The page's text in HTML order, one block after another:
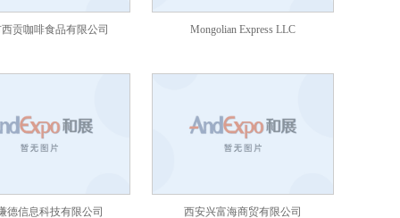
贡咖啡食品有限公司 Mongolian Express LLC
德信息科技有限公司 西安兴富海商贸有限公司